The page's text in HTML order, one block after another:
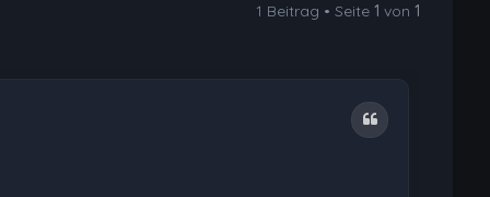
1 Beitrag • Seite1 von1
Zitat